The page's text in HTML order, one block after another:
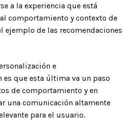
a la experiencia que está
comportamiento y contexto de
ejemplo de las recomendaciones
e
que esta última va un paso
de comportamiento y en
una comunicación altamente
para el usuario.